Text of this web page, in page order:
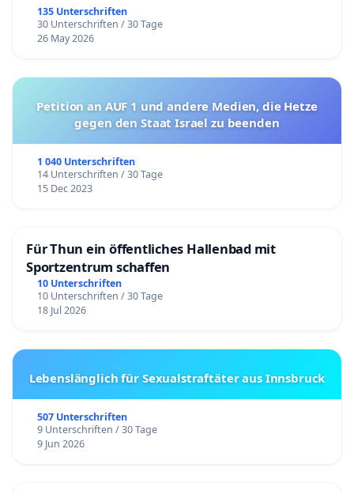
135 Unterschriften
30 Unterschriften / 30 Tage
26 May 2026
Petition an AUF 1 und andere Medien, die Hetze
gegen den Staat Israel zu beenden
1 040 Unterschriften
14 Unterschriften / 30 Tage
15 Dec 2023
Für Thun ein öffentliches Hallenbad mit
Sportzentrum schaffen
10 Unterschriften
10 Unterschriften / 30 Tage
18 Jul 2026
Lebenslänglich für Sexualstraftäter aus Innsbruck
507 Unterschriften
9 Unterschriften / 30 Tage
9 Jun 2026